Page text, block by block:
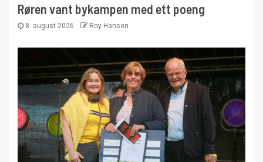
Røren vant bykampen med ett poeng
8. august 2026 Roy Hansen